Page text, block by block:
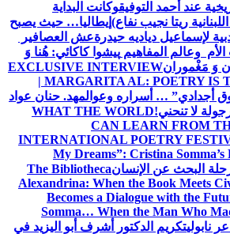
عند أحمد التوفيقوكانت البداية
ريتا نجيب نفاع) إيطاليا… حيث يصبح
لإسماعيل دياديه حيدرةعش العصافير
وعالم المفاهيم پیشوا کاکائي: هُنا وَ
وَ مَغْمورانEXCLUSIVE INTERVIEW
| MARGARITA AL: POETRY IS
أجدادي” … أسراره وعوالمهد. حنان عواد
لا تنحني!WHAT THE WORLD
CAN LEARN FROM
INTERNATIONAL POETRY
My Dreams”: Cristina Somma’s
البحث عن الإنسانThe Bibliotheca
Alexandrina: When the Book Meets
Becomes a Dialogue with the
Somma… When the Man Who
نابوليتكريم الدكتور أشرف أبو اليزيد في